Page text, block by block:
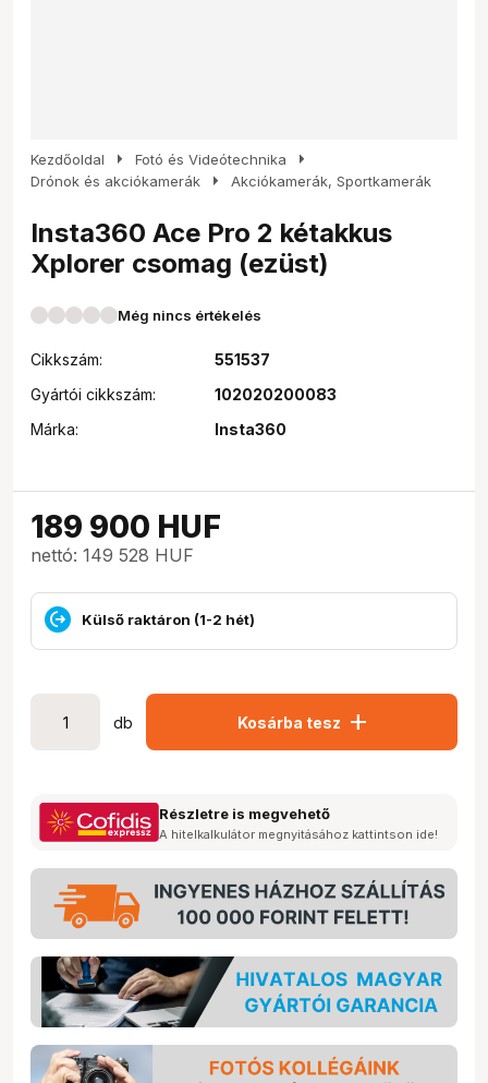
Kezdőoldal arrow_right Fotó és Videótechnika arrow_right
Drónok és akciókamerák arrow_right Akciókamerák, Sportkamerák
Insta360 Ace Pro 2 kétakkus
Xplorer csomag (ezüst)
Még nincs értékelés
Cikkszám:
551537
Gyártói cikkszám:
102020200083
Márka:
Insta360
189 900 HUF
nettó: 149 528 HUF
Külső raktáron (1-2 hét)
db Kosárba tesz add
Részletre is megvehető
A hitelkalkulátor megnyitásához kattintson ide!